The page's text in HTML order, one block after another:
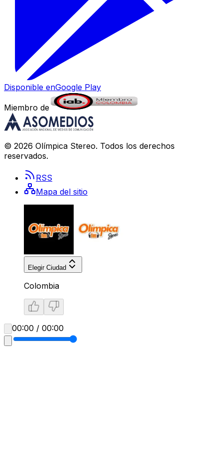
Disponible enGoogle Play
Miembro de
© 2026 Olímpica Stereo. Todos los derechos
reservados.
RSS
Mapa del sitio
Elegir Ciudad
Colombia
00:00 / 00:00